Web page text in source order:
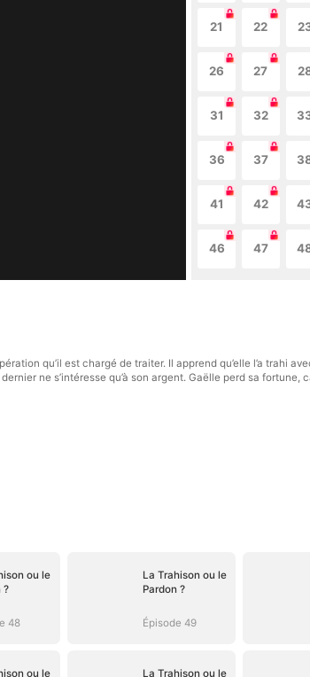
21 22
26 27
31 32
36 37
41 42
46 47
qu’il est chargé de traiter. Il apprend qu’elle l’a trahi
ne s’intéresse qu’à son argent. Gaëlle perd sa fortune,
ou le
?
48
La Trahison ou le
Pardon ?
Épisode 49
ou le
La Trahison ou le